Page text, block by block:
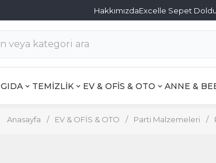
HakkımızdaExcelle Sepet
GIDA TEMİZLİK EV & OFİS & OTO ANNE &
Anasayfa / EV & OFİS & OTO / Parti Malzemeleri /